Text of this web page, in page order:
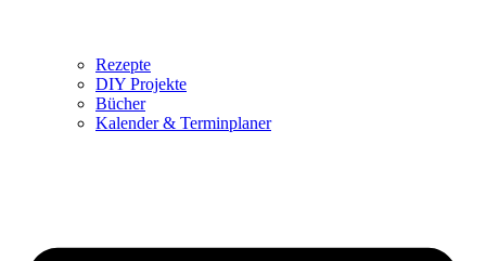
Rezepte
DIY Projekte
Bücher
Kalender & Terminplaner